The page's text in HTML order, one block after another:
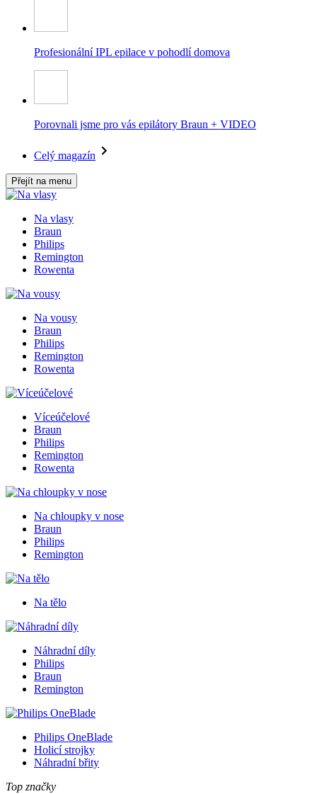
Profesionální IPL epilace v pohodlí domova
Porovnali jsme pro vás epilátory Braun + VIDEO
Celý magazín
Přejít na menu
Na vlasy
Braun
Philips
Remington
Rowenta
Na vousy
Braun
Philips
Remington
Rowenta
Víceúčelové
Braun
Philips
Remington
Rowenta
Na chloupky v nose
Braun
Philips
Remington
Na tělo
Náhradní díly
Philips
Braun
Remington
Philips OneBlade
Holicí strojky
Náhradní břity
Top značky